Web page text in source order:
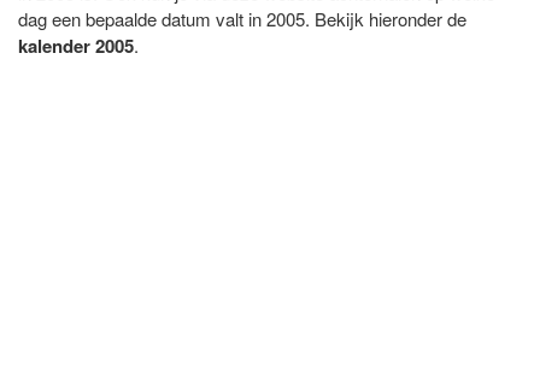
dag een bepaalde datum valt in 2005. Bekijk hieronder de
kalender 2005.